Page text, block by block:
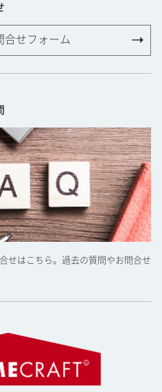
合せフォーム
せはこちら。過去の質問やお問合せ